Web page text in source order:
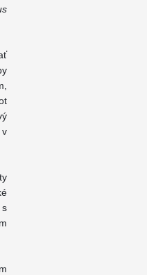
v